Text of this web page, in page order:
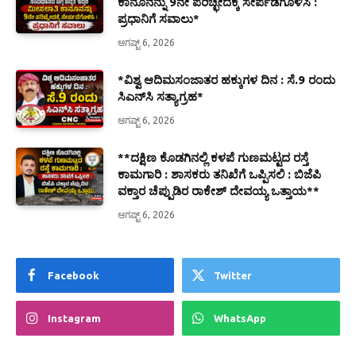
ಪ್ರಧಾನಿಗೆ ಸವಾಲು*
ಆಗಷ್ಟ್ 6, 2026
*ವಿಶ್ವ ಆದಿಮಸಂಜಾತರ ಹಕ್ಕುಗಳ ದಿನ : ಸೆ.9 ರಂದು
ಸಿಎನ್‌ಸಿ ಸತ್ಯಾಗ್ರಹ*
ಆಗಷ್ಟ್ 6, 2026
**ದಕ್ಷಿಣ ಕೊಡಗಿನಲ್ಲಿ ಕಳಪೆ ಗುಣಮಟ್ಟದ ರಸ್ತೆ
ಕಾಮಗಾರಿ : ಶಾಸಕರು ತನಿಖೆಗೆ ಒಪ್ಪಿಸಲಿ : ಬಿಜೆಪಿ
ವಕ್ತಾರ ಚೆಪ್ಪುಡಿರ ರಾಕೇಶ್ ದೇವಯ್ಯ ಒತ್ತಾಯ**
ಆಗಷ್ಟ್ 6, 2026
Facebook Twitter
Instagram WhatsApp